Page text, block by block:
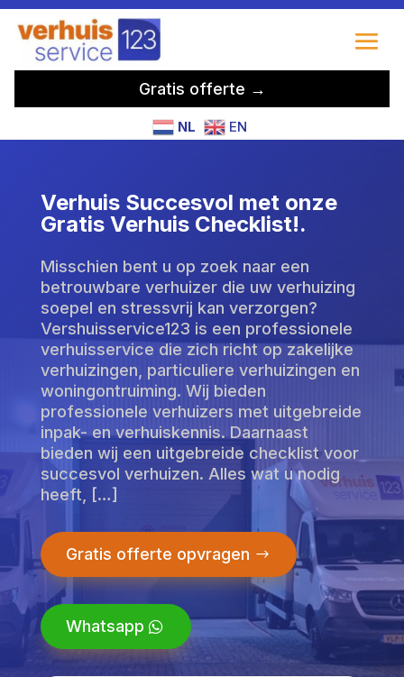
Gratis offerte →
NL EN
Verhuis Succesvol met onze
Gratis Verhuis Checklist!.
Misschien bent u op zoek naar een
betrouwbare verhuizer die uw verhuizing
soepel en stressvrij kan verzorgen?
Vershuisservice123 is een professionele
verhuisservice die zich richt op zakelijke
verhuizingen, particuliere verhuizingen en
woningontruiming. Wij bieden
professionele verhuizers met uitgebreide
inpak- en verhuiskennis. Daarnaast
bieden wij een uitgebreide checklist voor
succesvol verhuizen. Alles wat u nodig
heeft, […]
Gratis offerte opvragen
Whatsapp